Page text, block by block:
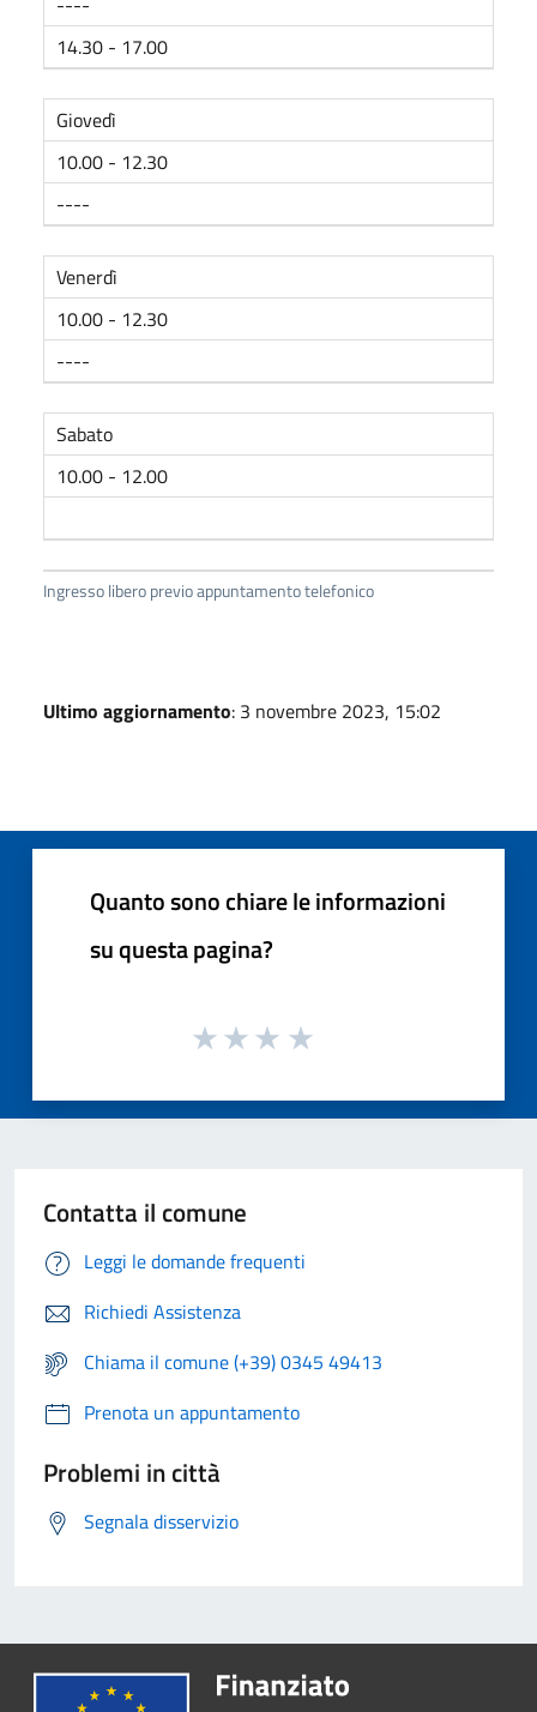
Ingresso libero previo appuntamento telefonico
14.30 - 17.00
Giovedì
10.00 - 12.30
----
Venerdì
10.00 - 12.30
----
Sabato
10.00 - 12.00
Ultimo aggiornamento: 3 novembre 2023, 15:02
Quanto sono chiare le informazioni
su questa pagina?
Contatta il comune
Leggi le domande frequenti
Richiedi Assistenza
Chiama il comune (+39) 0345 49413
Prenota un appuntamento
Problemi in città
Segnala disservizio